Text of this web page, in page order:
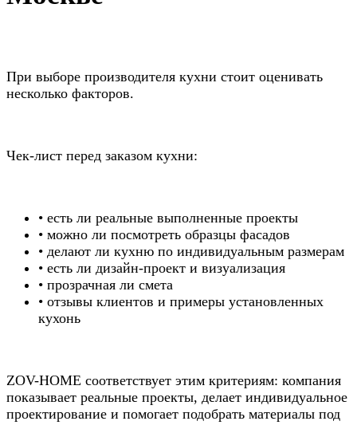
При выборе производителя кухни стоит оценивать
несколько факторов.
Чек-лист перед заказом кухни:
• есть ли реальные выполненные проекты
• можно ли посмотреть образцы фасадов
• делают ли кухню по индивидуальным размерам
• есть ли дизайн-проект и визуализация
• прозрачная ли смета
• отзывы клиентов и примеры установленных
кухонь
ZOV-HOME соответствует этим критериям: компания
показывает реальные проекты, делает индивидуальное
проектирование и помогает подобрать материалы под